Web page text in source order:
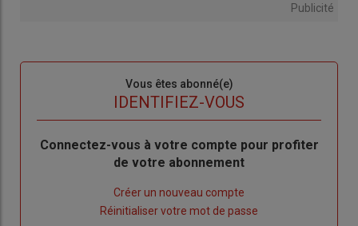
Publicité
Vous êtes abonné(e)
IDENTIFIEZ-VOUS
Body
Connectez-vous à votre compte pour profiter
de votre abonnement
Créer un nouveau compte
Réinitialiser votre mot de passe